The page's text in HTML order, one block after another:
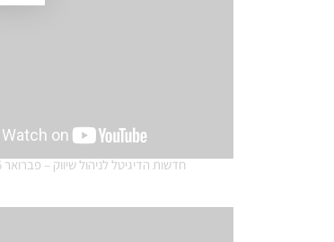
חדשות הדיגיטל לניהול שיווק – פברואר 2025